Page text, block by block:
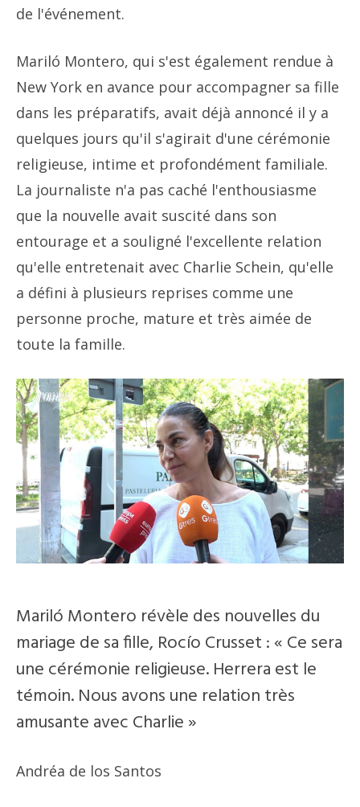
de l'événement.
Mariló Montero, qui s'est également rendue à
New York en avance pour accompagner sa fille
dans les préparatifs, avait déjà annoncé il y a
quelques jours qu'il s'agirait d'une cérémonie
religieuse, intime et profondément familiale.
La journaliste n'a pas caché l'enthousiasme
que la nouvelle avait suscité dans son
entourage et a souligné l'excellente relation
qu'elle entretenait avec Charlie Schein, qu'elle
a défini à plusieurs reprises comme une
personne proche, mature et très aimée de
toute la famille.
Mariló Montero révèle des nouvelles du
mariage de sa fille, Rocío Crusset : « Ce sera
une cérémonie religieuse. Herrera est le
témoin. Nous avons une relation très
amusante avec Charlie »
Andréa de los Santos